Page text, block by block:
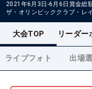
2021年6月3日-6月6日 賞金総
ザ・オリンピッククラブ・レ
大会TOP リーダー
ライブフォト 出場